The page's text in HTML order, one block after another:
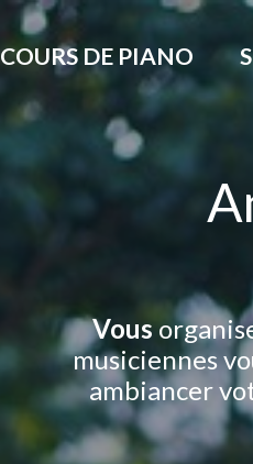
COURS DE PIANO
Vous
musiciennes
ambiancer